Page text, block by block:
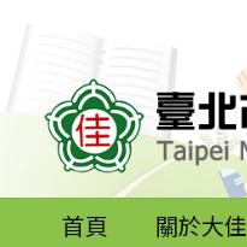
首頁 關於大佳